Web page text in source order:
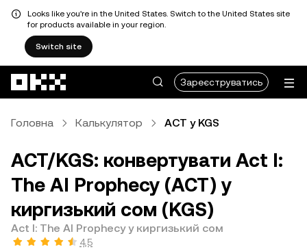
Looks like you're in the United States. Switch to the United States site
for products available in your region.
Switch site
Зареєструватись
Головна Калькулятор ACT у KGS
ACT/KGS: конвертувати Act I:
The AI Prophecy (ACT) у
киргизький сом (KGS)
Act I: The AI Prophecy у киргизький сом
4,5